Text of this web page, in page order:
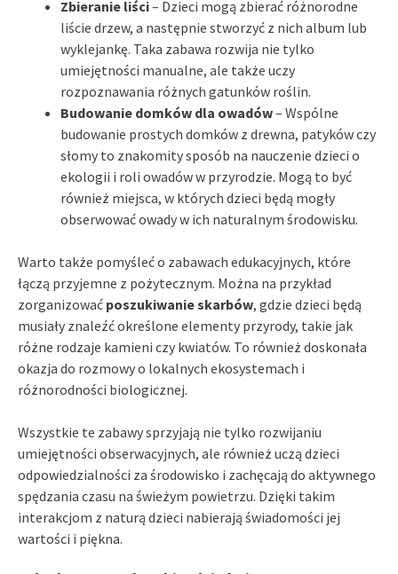
Zbieranie liści– Dzieci mogą zbierać różnorodne
liście drzew, a następnie stworzyć z nich album lub
wyklejankę. Taka zabawa rozwija nie tylko
umiejętności manualne, ale także uczy
rozpoznawania różnych gatunków roślin.
Budowanie domków dla owadów– Wspólne
budowanie prostych domków z drewna, patyków czy
słomy to znakomity sposób na nauczenie dzieci o
ekologii i roli owadów w przyrodzie. Mogą to być
również miejsca, w których dzieci będą mogły
obserwować owady w ich naturalnym środowisku.
Warto także pomyśleć o zabawach edukacyjnych, które
łączą przyjemne z pożytecznym. Można na przykład
zorganizować poszukiwanie skarbów, gdzie dzieci będą
musiały znaleźć określone elementy przyrody, takie jak
różne rodzaje kamieni czy kwiatów. To również doskonała
okazja do rozmowy o lokalnych ekosystemach i
różnorodności biologicznej.
Wszystkie te zabawy sprzyjają nie tylko rozwijaniu
umiejętności obserwacyjnych, ale również uczą dzieci
odpowiedzialności za środowisko i zachęcają do aktywnego
spędzania czasu na świeżym powietrzu. Dzięki takim
interakcjom z naturą dzieci nabierają świadomości jej
wartości i piękna.